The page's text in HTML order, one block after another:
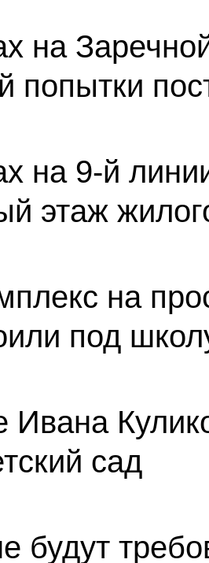
на
попытки
на 9-й
этаж
на
под
Ивана
сад
будут